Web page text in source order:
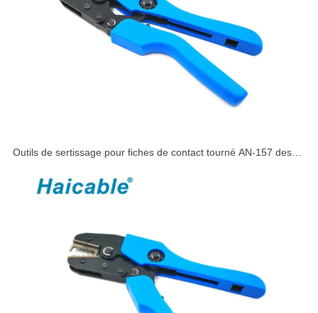
Outils de sertissage pour fiches de contact tourné AN-157 des